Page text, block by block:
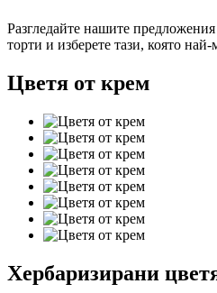
Разгледайте нашите
торти и изберете тази, която
Цветя от крем
Хербаризирани